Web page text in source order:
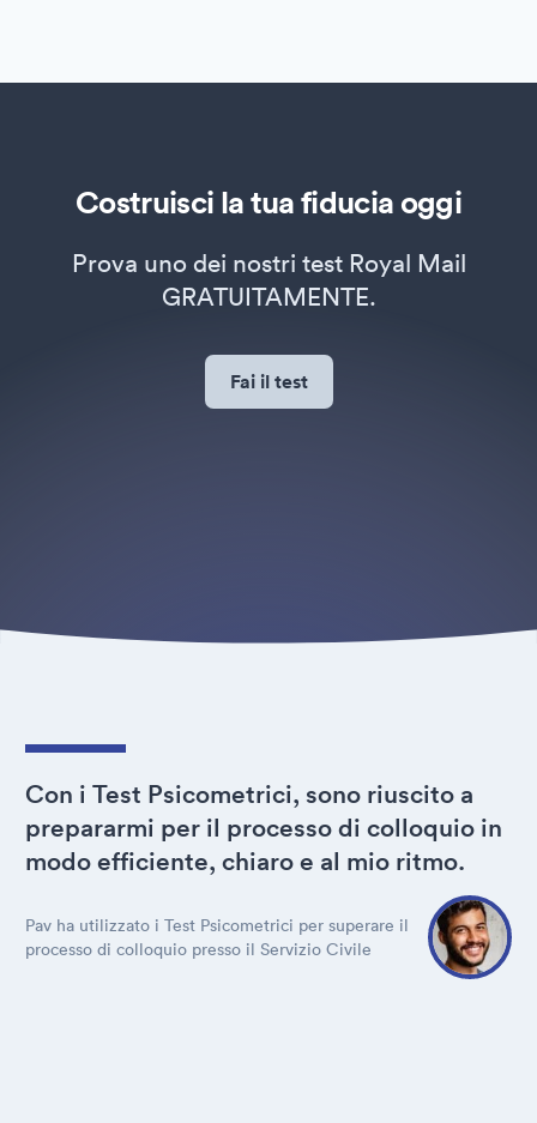
Costruisci la tua fiducia oggi
Prova uno dei nostri test Royal Mail
GRATUITAMENTE.
Fai il test
Con i Test Psicometrici, sono riuscito a
prepararmi per il processo di colloquio in
modo efficiente, chiaro e al mio ritmo.
Pav ha utilizzato i Test Psicometrici per superare il
processo di colloquio presso il Servizio Civile